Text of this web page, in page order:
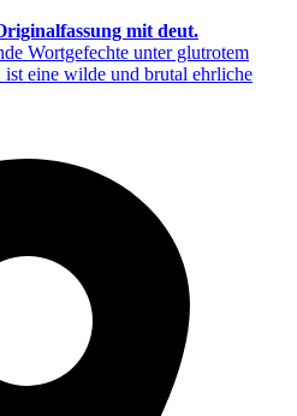
mit deut.
Wortgefechte unter glutrotem
eine wilde und brutal ehrliche